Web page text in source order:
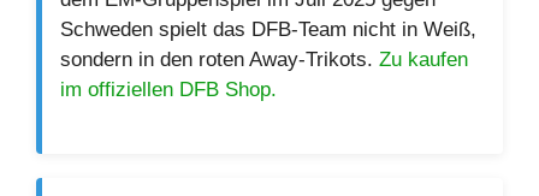
Schweden spielt das DFB-Team nicht in Weiß,
sondern in den roten Away-Trikots. Zu kaufen
im offiziellen DFB Shop.